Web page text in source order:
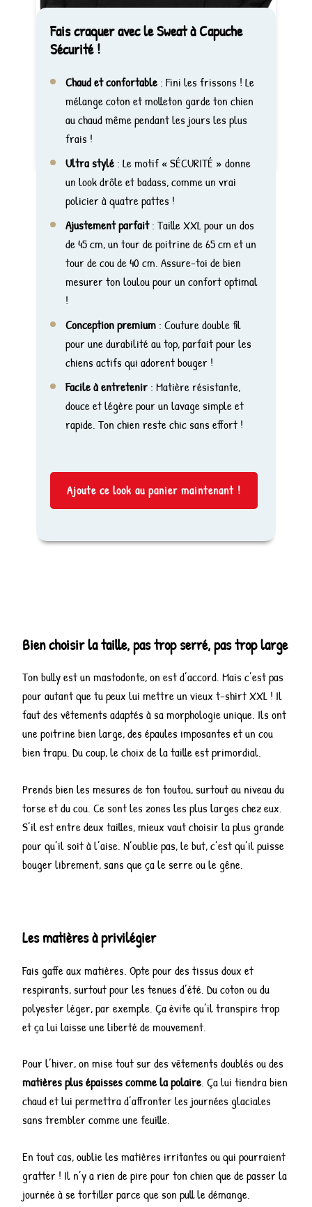
Fais craquer avec le Sweat à Capuche
Sécurité !
Chaud et confortable : Fini les frissons ! Le
mélange coton et molleton garde ton chien
au chaud même pendant les jours les plus
frais !
Ultra stylé : Le motif « SÉCURITÉ » donne
un look drôle et badass, comme un vrai
policier à quatre pattes !
Ajustement parfait: Taille XXL pour un dos
de 45 cm, un tour de poitrine de 65 cm et un
tour de cou de 40 cm. Assure-toi de bien
mesurer ton loulou pour un confort optimal
!
Conception premium : Couture double fil
pour une durabilité au top, parfait pour les
chiens actifs qui adorent bouger !
Facile à entretenir : Matière résistante,
douce et légère pour un lavage simple et
rapide. Ton chien reste chic sans effort !
Ajoute ce look au panier maintenant !
Bien choisir la taille, pas trop serré, pas trop large
Ton bully est un mastodonte, on est d’accord. Mais c’est pas
pour autant que tu peux lui mettre un vieux t-shirt XXL ! Il
faut des vêtements adaptés à sa morphologie unique. Ils ont
une poitrine bien large, des épaules imposantes et un cou
bien trapu. Du coup, le choix de la taille est primordial.
Prends bien les mesures de ton toutou, surtout au niveau du
torse et du cou. Ce sont les zones les plus larges chez eux.
S’il est entre deux tailles, mieux vaut choisir la plus grande
pour qu’il soit à l’aise. N’oublie pas, le but, c’est qu’il puisse
bouger librement, sans que ça le serre ou le gêne.
Les matières à privilégier
Fais gaffe aux matières. Opte pour des tissus doux et
respirants, surtout pour les tenues d’été. Du coton ou du
polyester léger, par exemple. Ça évite qu’il transpire trop
et ça lui laisse une liberté de mouvement.
Pour l’hiver, on mise tout sur des vêtements doublés ou des
matières plus épaisses comme la polaire. Ça lui tiendra bien
chaud et lui permettra d’affronter les journées glaciales
sans trembler comme une feuille.
En tout cas, oublie les matières irritantes ou qui pourraient
gratter ! Il n’y a rien de pire pour ton chien que de passer la
journée à se tortiller parce que son pull le démange.